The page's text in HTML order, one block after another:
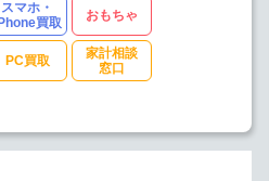
スマホ・
買取
おもちゃ
PC買取
家計相談
窓口